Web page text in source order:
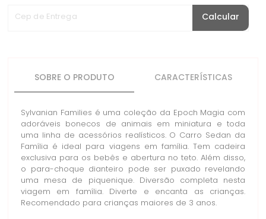
Cep de Entrega Calcular
SOBRE O PRODUTO CARACTERÍSTICAS
Sylvanian Families é uma coleção da Epoch Magia com
adoráveis bonecos de animais em miniatura e toda
uma linha de acessórios realísticos. O Carro Sedan da
Família é ideal para viagens em família. Tem cadeira
exclusiva para os bebês e abertura no teto. Além disso,
o para-choque dianteiro pode ser puxado revelando
uma mesa de piquenique. Diversão completa nesta
viagem em família. Diverte e encanta as crianças.
Recomendado para crianças maiores de 3 anos.